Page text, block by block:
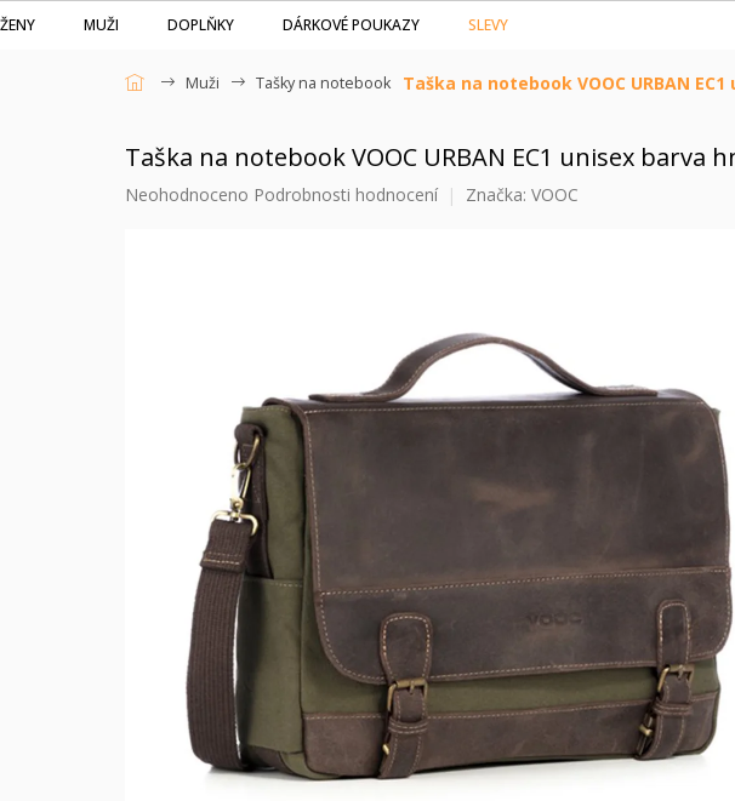
Přejít
na
ŽENY MUŽI DOPLŇKY DÁRKOVÉ POUKAZY SLEVY
Muži Tašky na notebook Taška na notebook VOOC URBAN
Taška na notebook VOOC URBAN EC1 unisex barva
Průměrné
Neohodnoceno Podrobnosti hodnocení Značka: VOOC